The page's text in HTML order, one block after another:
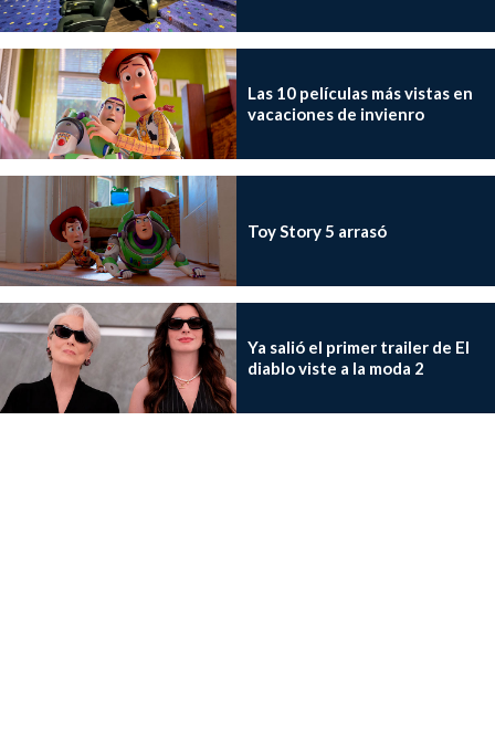
Las 10 películas más vistas en
vacaciones de invienro
Toy Story 5 arrasó
Ya salió el primer trailer de El
diablo viste a la moda 2